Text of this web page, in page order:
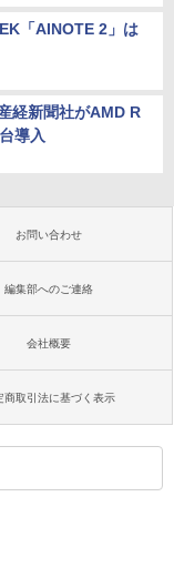
「AINOTE 2」は
経新聞社がAMD R
導入
お問い合わせ
編集部へのご連絡
会社概要
商取引法に基づく表示